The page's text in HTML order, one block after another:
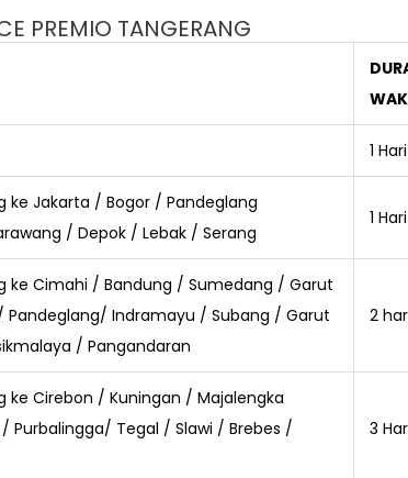
PREMIO TANGERANG
1 Hari
ke Jakarta / Bogor / Pandeglang
/ Depok / Lebak / Serang
1 Hari
ke Cimahi / Bandung / Sumedang / Garut
Pandeglang/ Indramayu / Subang / Garut
/ Pangandaran
2
ke Cirebon / Kuningan / Majalengka
Purbalingga/ Tegal / Slawi / Brebes /
3